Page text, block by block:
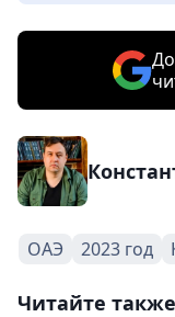
ОАЭ 2023 год
Читайте также